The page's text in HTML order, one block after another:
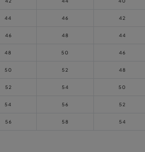
44 46 42
46 48 44
48 50 46
50 52 48
52 54 50
54 56 52
56 58 54